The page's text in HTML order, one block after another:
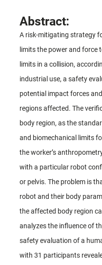
Abstract:
A risk-mitigating strategy
limits the power and force
limits in a collision,
industrial use, a safety
potential impact forces
regions affected. The
body region, as the
and biomechanical limits
the worker’s
with a particular robot
or pelvis. The problem is
robot and their body
the affected body region
analyzes the influence of
safety evaluation of a
with 31 participants